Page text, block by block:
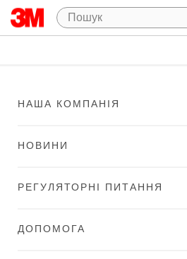
НАША КОМПАНІЯ
НОВИНИ
РЕГУЛЯТОРНІ ПИТАННЯ
ДОПОМОГА